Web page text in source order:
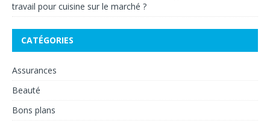
travail pour cuisine sur le marché ?
CATÉGORIES
Assurances
Beauté
Bons plans